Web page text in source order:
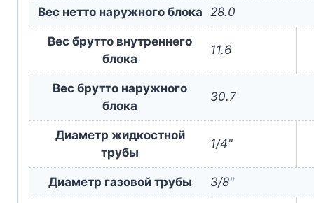
Вес нетто наружного блока 28.0
Вес брутто внутреннего
блока
11.6
Вес брутто наружного
блока
30.7
Диаметр жидкостной
трубы
1/4"
Диаметр газовой трубы 3/8"